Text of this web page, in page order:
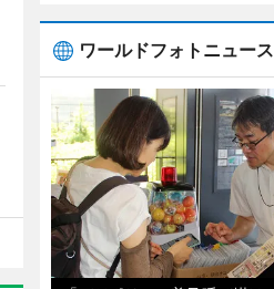
ワールドフォトニュース